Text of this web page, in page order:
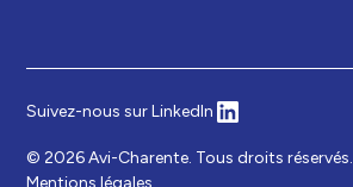
©2026Avi-Charente. Tous droits réservés.
Mentions légales
Suivez-nous sur LinkedIn